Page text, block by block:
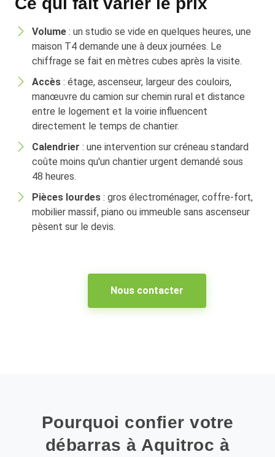
Volume : un studio se vide en quelques heures, une
maison T4 demande une à deux journées. Le
chiffrage se fait en mètres cubes après la visite.
Accès : étage, ascenseur, largeur des couloirs,
manœuvre du camion sur chemin rural et distance
entre le logement et la voirie influencent
directement le temps de chantier.
Calendrier : une intervention sur créneau standard
coûte moins qu'un chantier urgent demandé sous
48 heures.
Pièces lourdes : gros électroménager, coffre-fort,
mobilier massif, piano ou immeuble sans ascenseur
pèsent sur le devis.
Nous contacter
Pourquoi confier votre
débarras à Aquitroc à